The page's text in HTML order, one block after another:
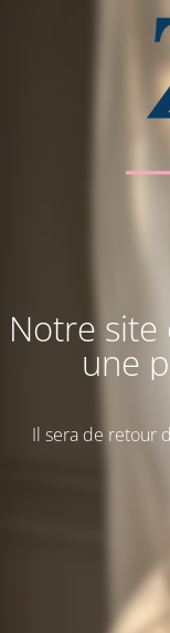
Notre site
une
Il sera de retour